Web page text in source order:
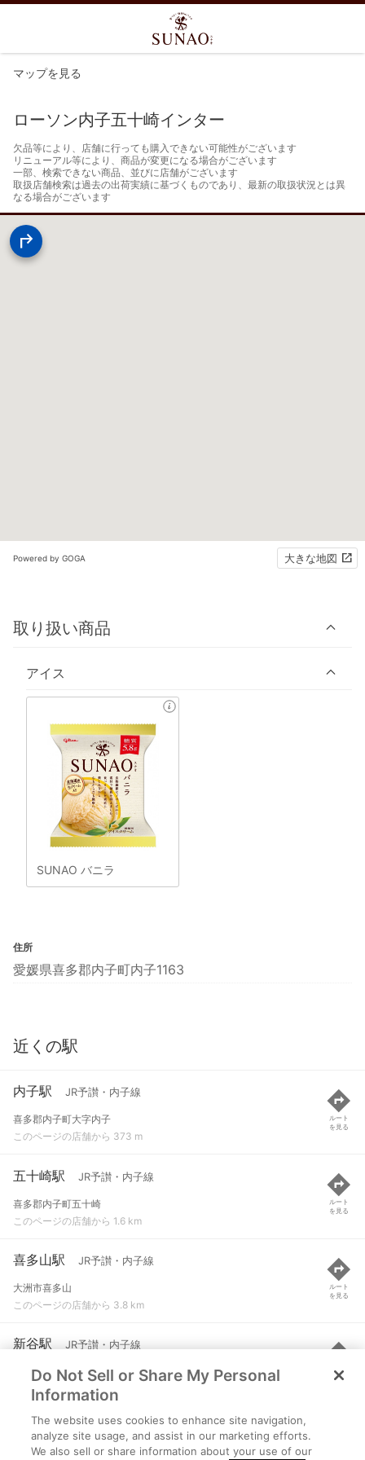
マップを見る
ローソン内子五十崎インター
欠品等により、店舗に行っても購入できない可能性がございます
リニューアル等により、商品が変更になる場合がございます
一部、検索できない商品、並びに店舗がございます
取扱店舗検索は過去の出荷実績に基づくものであり、最新の取扱状況とは異
なる場合がございます
Powered by GOGA 大きな地図
取り扱い商品
アイス
SUNAO バニラ
住所
愛媛県喜多郡内子町内子1163
近くの駅
内子駅 JR予讃・内子線
喜多郡内子町大字内子
このページの店舗から 373 m
ルート
を見る
五十崎駅 JR予讃・内子線
喜多郡内子町五十崎
このページの店舗から 1.6 km
ルート
を見る
喜多山駅 JR予讃・内子線
大洲市喜多山
このページの店舗から 3.8 km
ルート
を見る
新谷駅 JR予讃・内子線
大洲市新谷乙
このページの店舗から 4.8 km
ルート
を見る
伊予立川駅 JR予讃・内子線
喜多郡内子町立山
Do Not Sell or Share My Personal
Information
The website uses cookies to enhance site navigation,
analyze site usage, and assist in our marketing efforts.
We also sell or share information about your use of our